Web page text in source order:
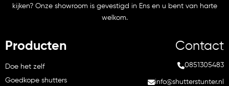
Producten
Doe het zelf
Goedkope shutters
kijken? Onze showroom is gevestigd in Ens en u bent van harte
welkom.
Contact
0851305483
info@shutterstunter.nl